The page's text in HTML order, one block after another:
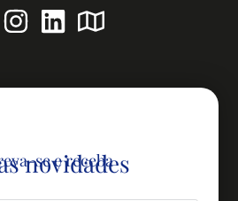
se e receba
novidades